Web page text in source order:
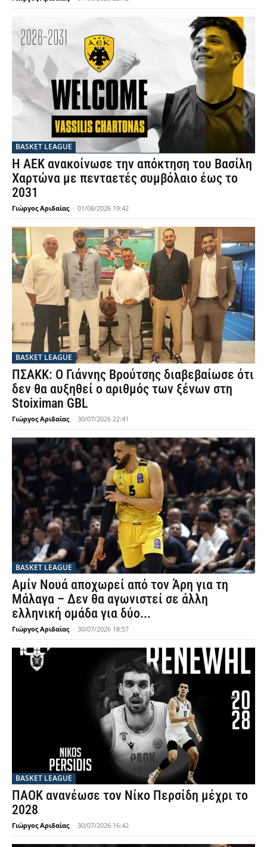
BASKET LEAGUE
Η ΑΕΚ ανακοίνωσε την απόκτηση του Βασίλη
Χαρτώνα με πενταετές συμβόλαιο έως το
2031
Γιώργος Αριδαίας - 01/08/2026 19:42
BASKET LEAGUE
ΠΣΑΚΚ: Ο Γιάννης Βρούτσης διαβεβαίωσε ότι
δεν θα αυξηθεί ο αριθμός των ξένων στη
Stoiximan GBL
Γιώργος Αριδαίας - 30/07/2026 22:41
BASKET LEAGUE
Αμίν Νουά αποχωρεί από τον Άρη για τη
Μάλαγα – Δεν θα αγωνιστεί σε άλλη
ελληνική ομάδα για δύο...
Γιώργος Αριδαίας - 30/07/2026 18:57
BASKET LEAGUE
ΠΑΟΚ ανανέωσε τον Νίκο Περσίδη μέχρι το
2028
Γιώργος Αριδαίας - 30/07/2026 16:42